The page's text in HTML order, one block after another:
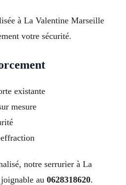
à La Valentine Marseille
votre sécurité.
existante
mesure
notre serrurier à La
au 0628318620.